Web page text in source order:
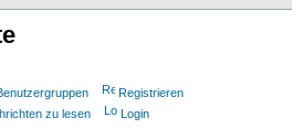
Registrieren
zu lesen Login